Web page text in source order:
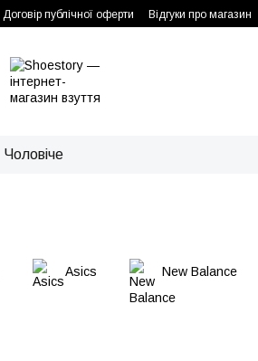
Договір публічної оферти Відгуки про магазин
Чоловіче
Asics New Balance